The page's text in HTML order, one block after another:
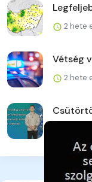
2 hete
Vétség
2 hete